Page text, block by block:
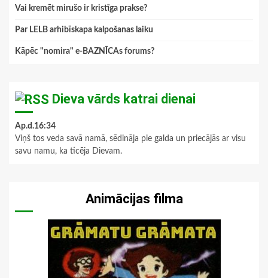
Vai kremēt mirušo ir kristīga prakse?
Par LELB arhibīskapa kalpošanas laiku
Kāpēc "nomira" e-BAZNĪCAs forums?
Dieva vārds katrai dienai
Ap.d.16:34
Viņš tos veda savā namā, sēdināja pie galda un priecājās ar visu
savu namu, ka ticēja Dievam.
Animācijas filma